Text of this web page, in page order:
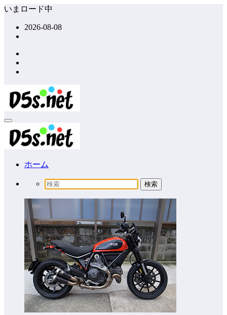
コ
ッ
プ
いまロード中
2026-08-08
ホーム